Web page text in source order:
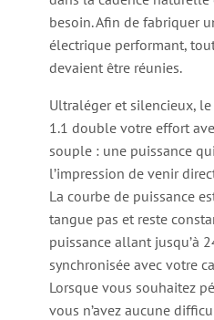
besoin. Afin de fabriquer
électrique performant,
devaient être réunies.
Ultraléger et silencieux, le
1.1 double votre effort
souple : une puissance
l’impression de venir
La courbe de puissance
tangue pas et reste
puissance allant jusqu’à
synchronisée avec votre
Lorsque vous souhaitez
vous n’avez aucune